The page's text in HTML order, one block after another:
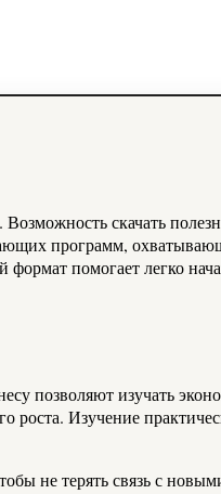
скачать
программ,
помогает легко
позволяют изучать
Изучение
не терять связь с